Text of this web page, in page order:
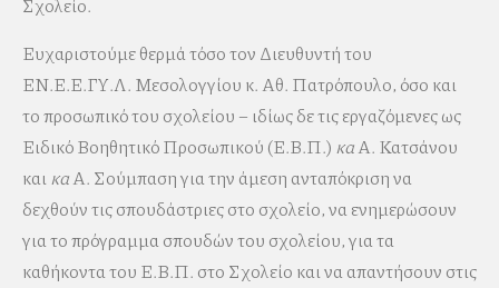
Ευχαριστούμε θερμά τόσο τον Διευθυντή του
ΕΝ.Ε.Ε.ΓΥ.Λ. Μεσολογγίου κ. Αθ. Πατρόπουλο, όσο και
το προσωπικό του σχολείου – ιδίως δε τις εργαζόμενες ως
Ειδικό Βοηθητικό Προσωπικού (Ε.Β.Π.) καΑ. Κατσάνου
καικαΑ. Σούμπαση για την άμεση ανταπόκριση να
δεχθούν τις σπουδάστριες στο σχολείο, να ενημερώσουν
για το πρόγραμμα σπουδών του σχολείου, για τα
καθήκοντα του Ε.Β.Π. στο Σχολείο και να απαντήσουν στις